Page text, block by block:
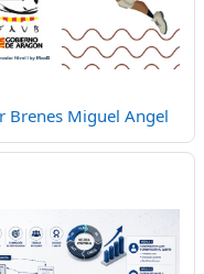
Brenes Miguel Angel